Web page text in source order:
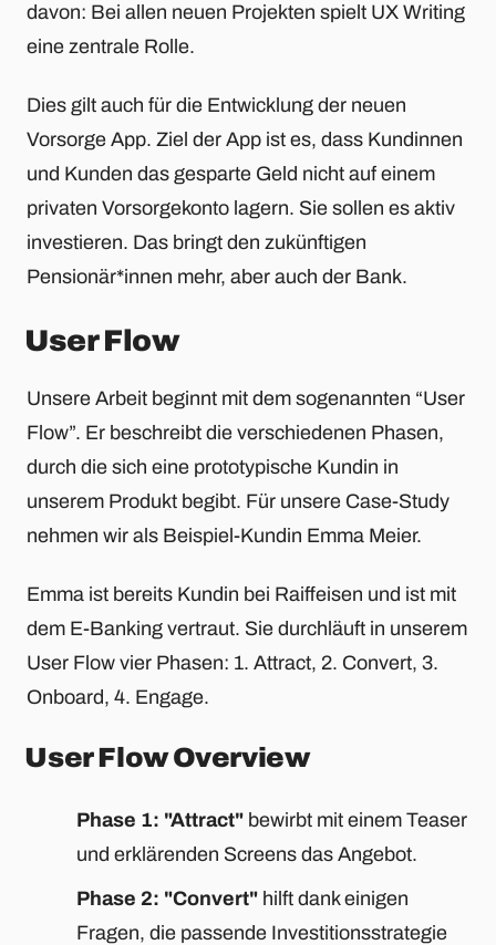
davon: Bei allen neuen Projekten spielt UX Writing
eine zentrale Rolle.
Dies gilt auch für die Entwicklung der neuen
Vorsorge App. Ziel der App ist es, dass Kundinnen
und Kunden das gesparte Geld nicht auf einem
privaten Vorsorgekonto lagern. Sie sollen es aktiv
investieren. Das bringt den zukünftigen
Pensionär*innen mehr, aber auch der Bank.
User Flow
Unsere Arbeit beginnt mit dem sogenannten “User
Flow”. Er beschreibt die verschiedenen Phasen,
durch die sich eine prototypische Kundin in
unserem Produkt begibt. Für unsere Case-Study
nehmen wir als Beispiel-Kundin Emma Meier.
Emma ist bereits Kundin bei Raiffeisen und ist mit
dem E-Banking vertraut. Sie durchläuft in unserem
User Flow vier Phasen: 1. Attract, 2. Convert, 3.
Onboard, 4. Engage.
User Flow Overview
Phase 1: "Attract" bewirbt mit einem Teaser
und erklärenden Screens das Angebot.
Phase 2: "Convert" hilft dank einigen
Fragen, die passende Investitionsstrategie